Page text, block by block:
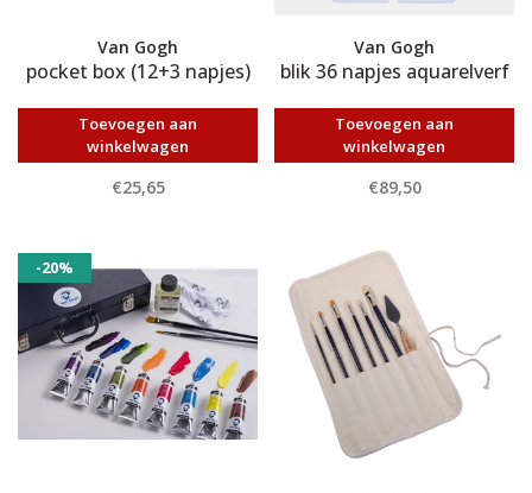
Van Gogh
pocket box (12+3 napjes)
Toevoegen aan
winkelwagen
€25,65
Van Gogh
blik 36 napjes aquarelverf
Toevoegen aan
winkelwagen
€89,50
-20%